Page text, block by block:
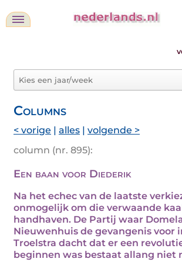
Columns
< vorige | alles | volgende >
column (nr. 895):
Een baan voor Diederik
Na het echec van de laatste
onmogelijk om die verwaande
handhaven. De Partij waar
Nieuwenhuis de gevangenis voor
Troelstra dacht dat er een
beginnen was bestaat allang niet